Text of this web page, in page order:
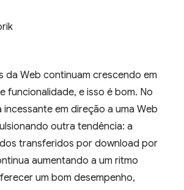
da Web continuam crescendo em
funcionalidade, e isso é bom. No
em direção a uma Web
outra tendência: a
transferidos por download por
aumentando a um ritmo
um bom desempenho,